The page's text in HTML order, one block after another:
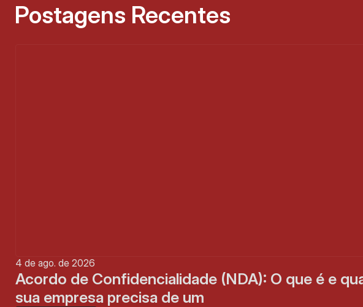
Postagens Recentes
4 de ago. de 2026
Acordo de Confidencialidade (NDA): O que é e
sua empresa precisa de um